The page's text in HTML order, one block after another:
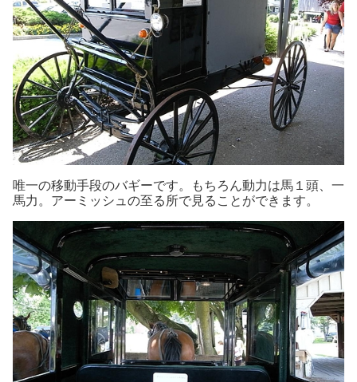
唯一の移動手段のバギーです。もちろん動力は馬１頭、一
馬力。アーミッシュの至る所で見ることができます。